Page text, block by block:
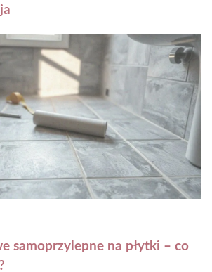
samoprzylepne na płytki – co